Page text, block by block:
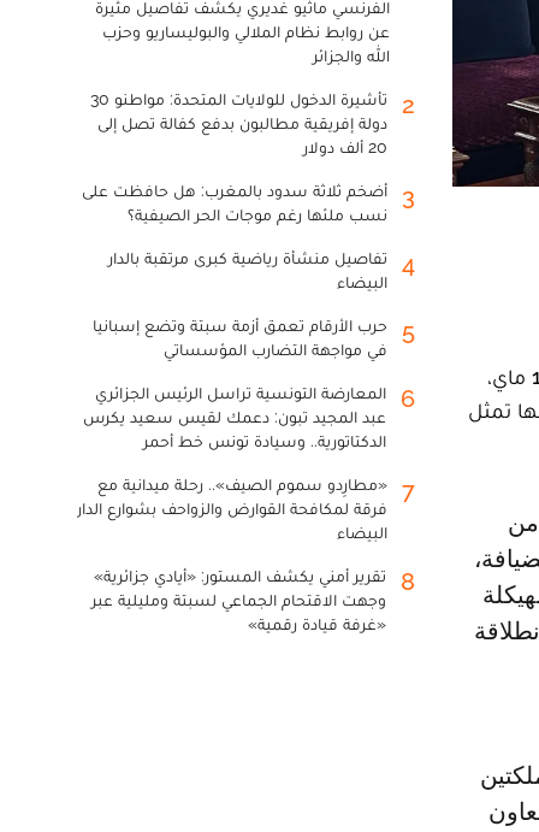
أشاد عمدة مدينة أوليفا بجزيرة فويرتيفنتورا الإسبانية، أيساي بلانكو، خلال زيارته لمدينة العيون اليوم الثلاثاء 13 ماي،
تمثل
والتي شكلت انطلاقة
الفرنسي ماثيو غديري يكشف تفاصيل مثيرة
عن روابط نظام الملالي والبوليساريو وحزب
الله والجزائر
2
تأشيرة الدخول للولايات المتحدة: مواطنو 30
دولة إفريقية مطالبون بدفع كفالة تصل إلى
20 ألف دولار
3
أضخم ثلاثة سدود بالمغرب: هل حافظت على
نسب ملئها رغم موجات الحر الصيفية؟
4
تفاصيل منشأة رياضية كبرى مرتقبة بالدار
البيضاء
5
حرب الأرقام تعمق أزمة سبتة وتضع إسبانيا
في مواجهة التضارب المؤسساتي
6
المعارضة التونسية تراسل الرئيس الجزائري
عبد المجيد تبون: دعمك لقيس سعيد يكرس
الدكتاتورية.. وسيادة تونس خط أحمر
7
«مطارِدو سموم الصيف».. رحلة ميدانية مع
فرقة لمكافحة القوارض والزواحف بشوارع الدار
البيضاء
8
تقرير أمني يكشف المستور: «أيادي جزائرية»
وجهت الاقتحام الجماعي لسبتة ومليلية عبر
«غرفة قيادة رقمية»